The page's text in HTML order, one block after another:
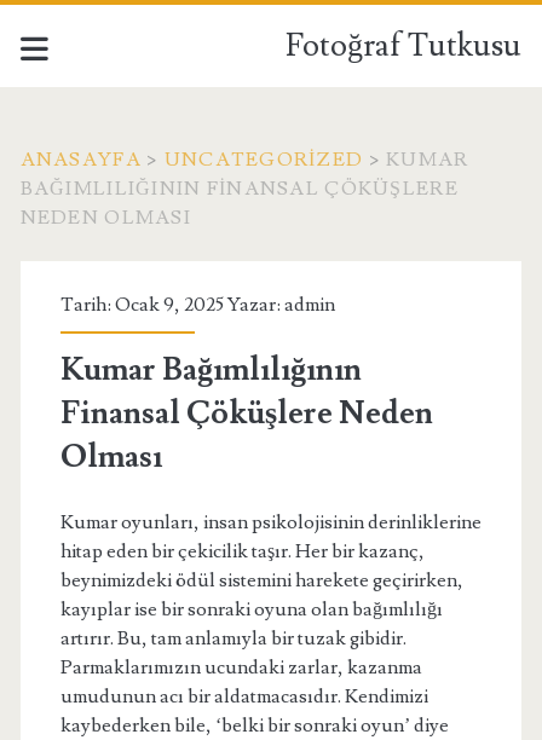
Fotoğraf Tutkusu
ANASAYFA > UNCATEGORIZED > KUMAR
BAĞIMLILIĞININ FINANSAL ÇÖKÜŞLERE
NEDEN OLMASI
Tarih: Ocak 9, 2025 Yazar: admin
Kumar Bağımlılığının
Finansal Çöküşlere Neden
Olması
Kumar oyunları, insan psikolojisinin derinliklerine
hitap eden bir çekicilik taşır. Her bir kazanç,
beynimizdeki ödül sistemini harekete geçirirken,
kayıplar ise bir sonraki oyuna olan bağımlılığı
artırır. Bu, tam anlamıyla bir tuzak gibidir.
Parmaklarımızın ucundaki zarlar, kazanma
umudunun acı bir aldatmacasıdır. Kendimizi
kaybederken bile, ‘belki bir sonraki oyun’ diye